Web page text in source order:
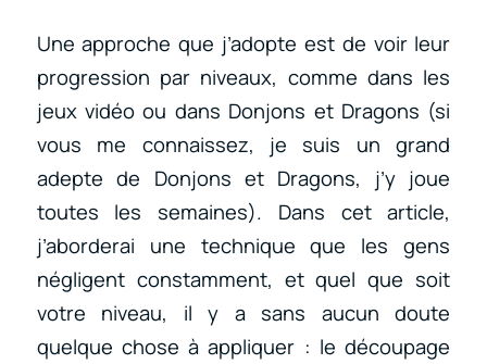
Une approche que j’adopte est de voir leur
progression par niveaux, comme dans les
jeux vidéo ou dans Donjons et Dragons (si
vous me connaissez, je suis un grand
adepte de Donjons et Dragons, j’y joue
toutes les semaines). Dans cet article,
j’aborderai une technique que les gens
négligent constamment, et quel que soit
votre niveau, il y a sans aucun doute
quelque chose à appliquer : le découpage